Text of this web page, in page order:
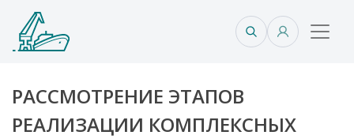
РАССМОТРЕНИЕ ЭТАПОВ
РЕАЛИЗАЦИИ КОМПЛЕКСНЫХ